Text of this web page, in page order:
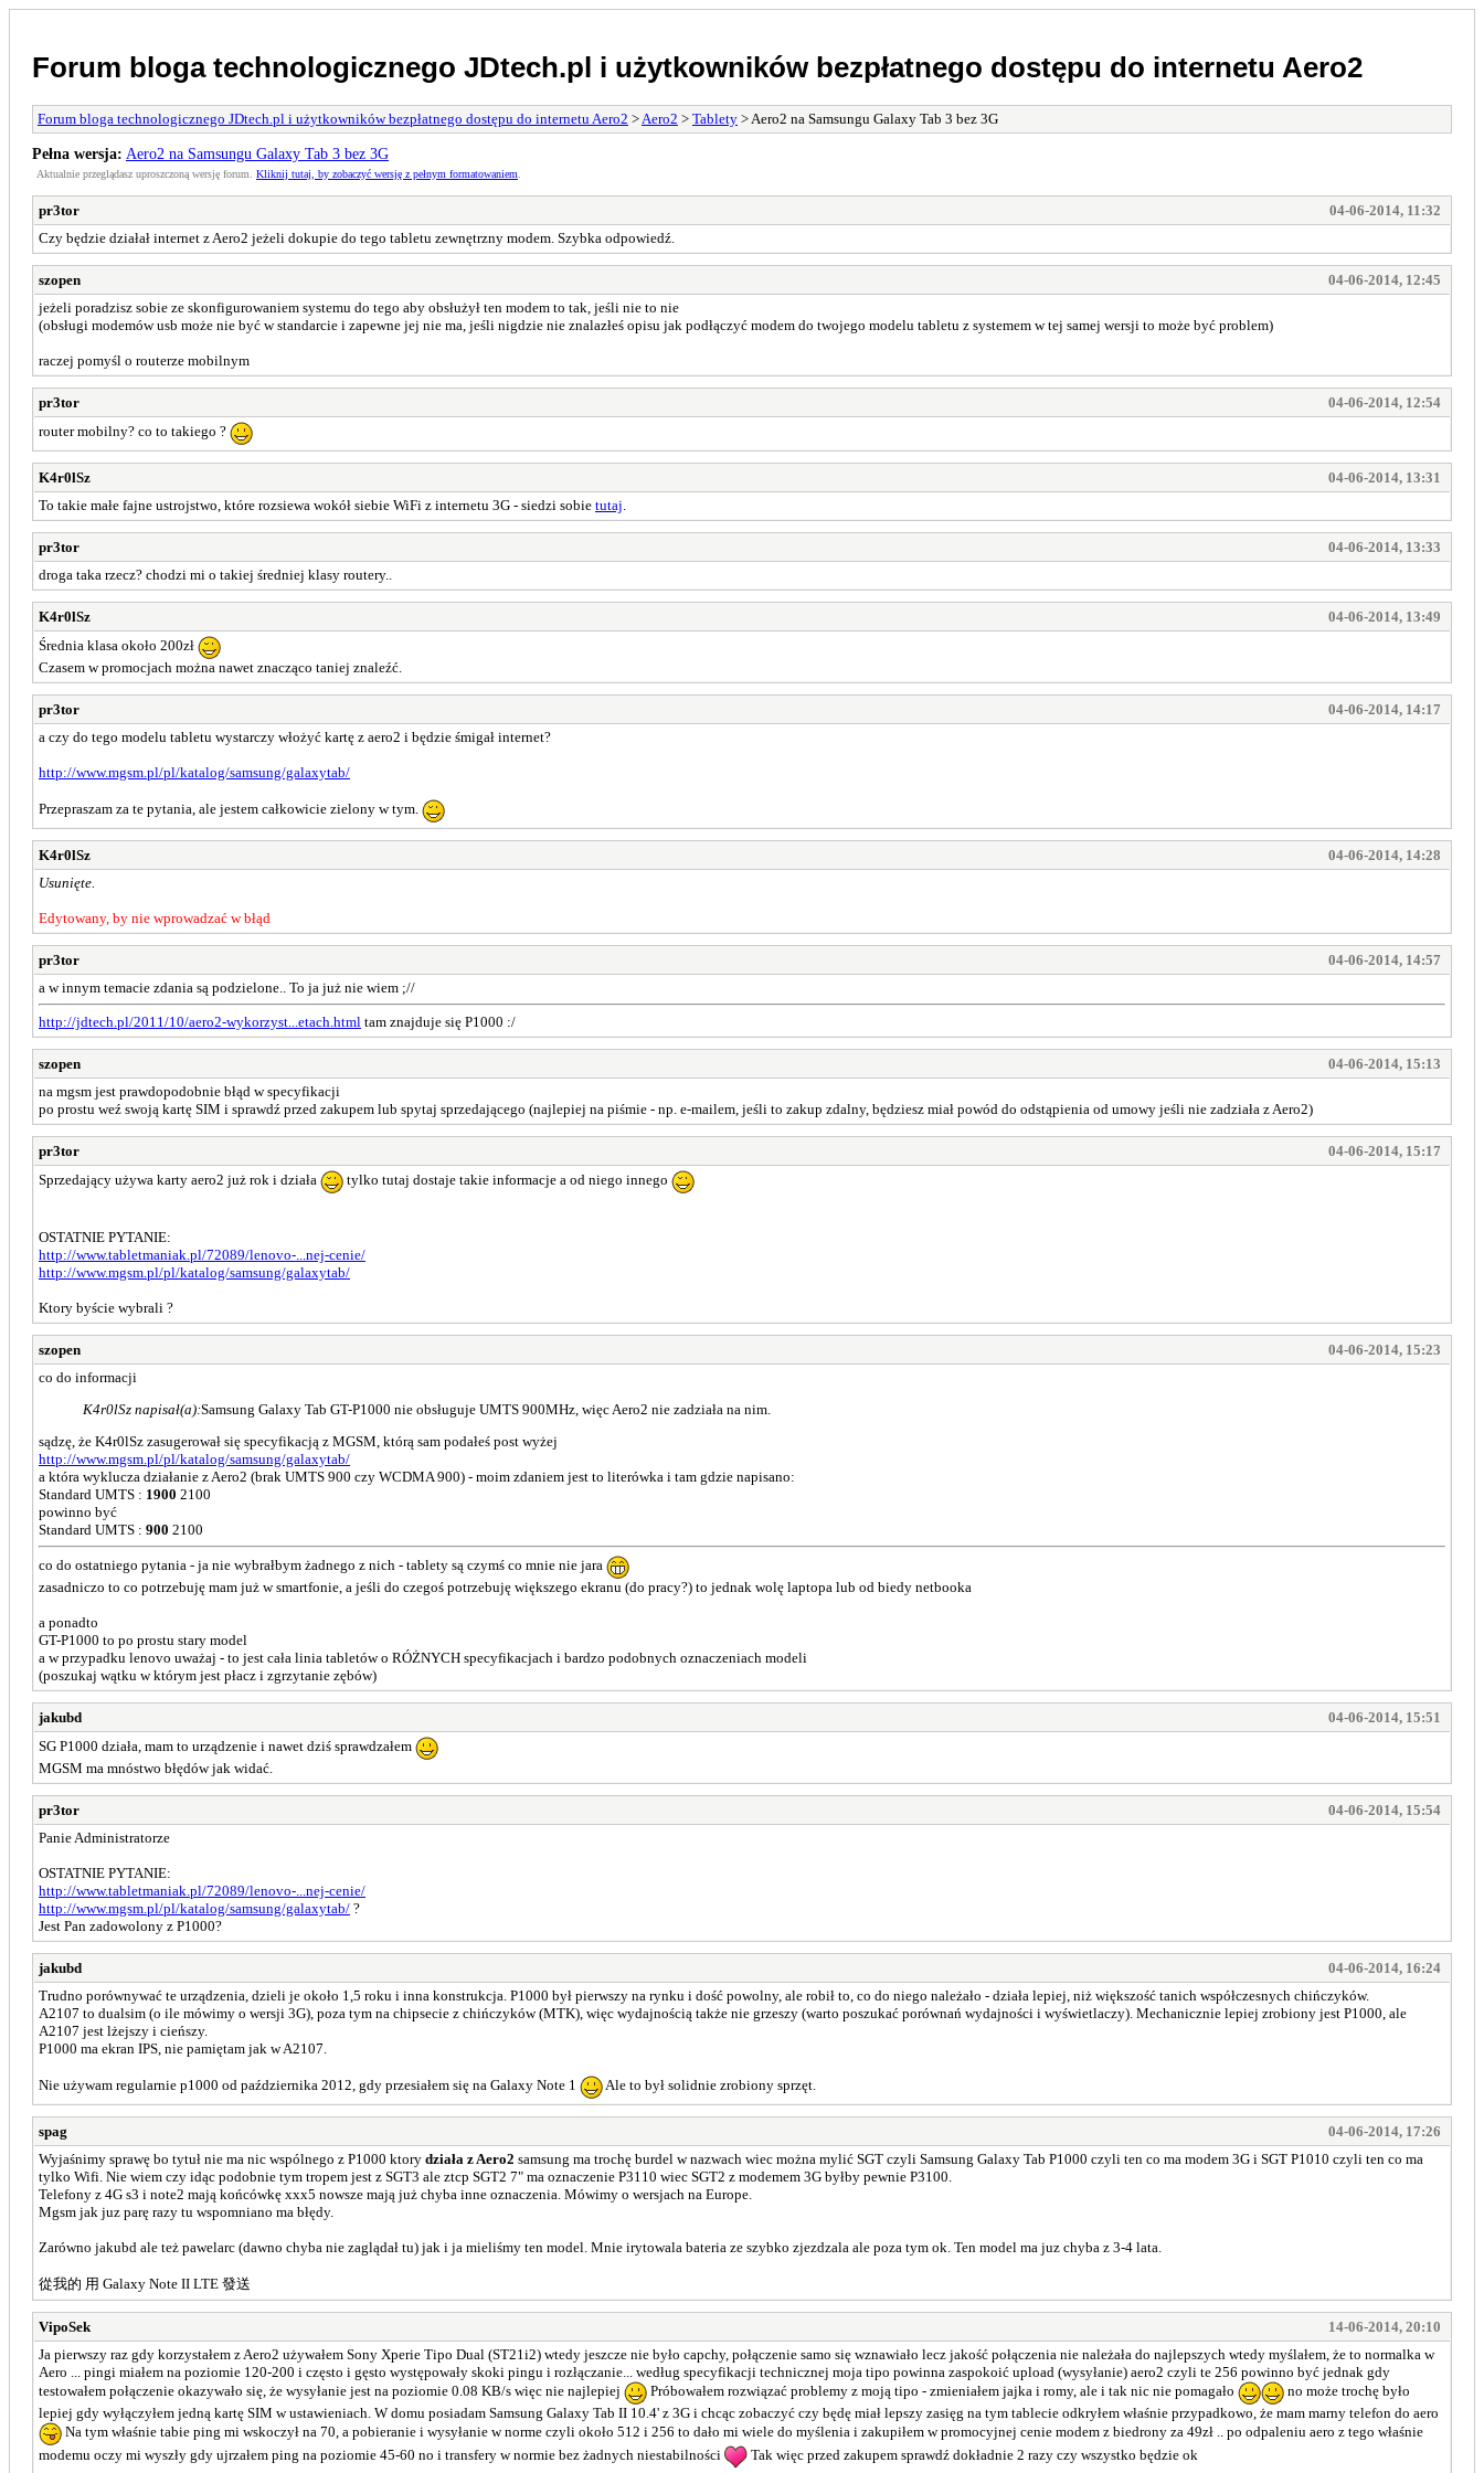
Forum bloga technologicznego JDtech.pl i użytkowników bezpłatnego dostępu do internetu Aero2
Forum bloga technologicznego JDtech.pl i użytkowników bezpłatnego dostępu do internetu Aero2 > Aero2 > Tablety > Aero2 na Samsungu Galaxy Tab 3 bez 3G
Pełna wersja: Aero2 na Samsungu Galaxy Tab 3 bez 3G
Aktualnie przeglądasz uproszczoną wersję forum. Kliknij tutaj, by zobaczyć wersję z pełnym formatowaniem
pr3tor
04-06-2014, 11:32
Czy będzie działał internet z Aero2 jeżeli dokupie do tego tabletu zewnętrzny modem. Szybka odpowiedź.
szopen
04-06-2014, 12:45
jeżeli poradzisz sobie ze skonfigurowaniem systemu do tego aby obsłużył ten modem to tak, jeśli nie to nie
(obsługi modemów usb może nie być w standarcie i zapewne jej nie ma, jeśli nigdzie nie znalazłeś opisu jak podłączyć modem do twojego modelu tabletu z systemem w tej samej wersji to może być problem)
raczej pomyśl o routerze mobilnym
pr3tor
04-06-2014, 12:54
router mobilny? co to takiego ?
K4r0lSz
04-06-2014, 13:31
To takie małe fajne ustrojstwo, które rozsiewa wokół siebie WiFi z internetu 3G - siedzi sobie tutaj
pr3tor
04-06-2014, 13:33
droga taka rzecz? chodzi mi o takiej średniej klasy routery..
K4r0lSz
04-06-2014, 13:49
Średnia klasa około 200zł
Czasem w promocjach można nawet znacząco taniej znaleźć.
pr3tor
04-06-2014, 14:17
a czy do tego modelu tabletu wystarczy włożyć kartę z aero2 i będzie śmigał internet?
http://www.mgsm.pl/pl/katalog/samsung/galaxytab/
Przepraszam za te pytania, ale jestem całkowicie zielony w tym.
K4r0lSz
04-06-2014, 14:28
Usunięte.
Edytowany, by nie wprowadzać w błąd
pr3tor
04-06-2014, 14:57
a w innym temacie zdania są podzielone.. To ja już nie wiem ;//
http://jdtech.pl/2011/10/aero2-wykorzyst...etach.html tam znajduje się P1000 :/
szopen
04-06-2014, 15:13
na mgsm jest prawdopodobnie błąd w specyfikacji
po prostu weź swoją kartę SIM i sprawdź przed zakupem lub spytaj sprzedającego (najlepiej na piśmie - np. e-mailem, jeśli to zakup zdalny, będziesz miał powód do odstąpienia od umowy jeśli nie zadziała z Aero2)
pr3tor
04-06-2014, 15:17
Sprzedający używa karty aero2 już rok i działa
tylko tutaj dostaje takie informacje a od niego innego
OSTATNIE PYTANIE:
http://www.tabletmaniak.pl/72089/lenovo-...nej-cenie/
http://www.mgsm.pl/pl/katalog/samsung/galaxytab/
Ktory byście wybrali ?
szopen
04-06-2014, 15:23
co do informacji
K4r0lSz napisał(a):Samsung Galaxy Tab GT-P1000 nie obsługuje UMTS 900MHz, więc Aero2 nie zadziała na nim.
sądzę, że K4r0lSz zasugerował się specyfikacją z MGSM, którą sam podałeś post wyżej
http://www.mgsm.pl/pl/katalog/samsung/galaxytab/
a która wyklucza działanie z Aero2 (brak UMTS 900 czy WCDMA 900) - moim zdaniem jest to literówka i tam gdzie napisano:
Standard UMTS : 1900 2100
powinno być
Standard UMTS : 900 2100
co do ostatniego pytania - ja nie wybrałbym żadnego z nich - tablety są czymś co mnie nie jara
zasadniczo to co potrzebuję mam już w smartfonie, a jeśli do czegoś potrzebuję większego ekranu (do pracy?) to jednak wolę laptopa lub od biedy netbooka
a ponadto
GT-P1000 to po prostu stary model
a w przypadku lenovo uważaj - to jest cała linia tabletów o RÓŻNYCH specyfikacjach i bardzo podobnych oznaczeniach modeli
(poszukaj wątku w którym jest płacz i zgrzytanie zębów)
jakubd
04-06-2014, 15:51
SG P1000 działa, mam to urządzenie i nawet dziś sprawdzałem
MGSM ma mnóstwo błędów jak widać.
pr3tor
04-06-2014, 15:54
Panie Administratorze
OSTATNIE PYTANIE:
http://www.tabletmaniak.pl/72089/lenovo-...nej-cenie/
http://www.mgsm.pl/pl/katalog/samsung/galaxytab/ ?
Jest Pan zadowolony z P1000?
jakubd
04-06-2014, 16:24
Trudno porównywać te urządzenia, dzieli je około 1,5 roku i inna konstrukcja. P1000 był pierwszy na rynku i dość powolny, ale robił to, co do niego należało - działa lepiej, niż większość tanich współczesnych chińczyków.
A2107 to dualsim (o ile mówimy o wersji 3G), poza tym na chipsecie z chińczyków (MTK), więc wydajnością także nie grzeszy (warto poszukać porównań wydajności i wyświetlaczy). Mechanicznie lepiej zrobiony jest P1000, ale
A2107 jest lżejszy i cieńszy.
P1000 ma ekran IPS, nie pamiętam jak w A2107.
Nie używam regularnie p1000 od października 2012, gdy przesiałem się na Galaxy Note 1 Ale to był solidnie zrobiony sprzęt.
spag
04-06-2014, 17:26
Wyjaśnimy sprawę bo tytuł nie ma nic wspólnego z P1000 ktory działa z Aero2 samsung ma trochę burdel w nazwach wiec można mylić SGT czyli Samsung Galaxy Tab P1000 czyli ten co ma modem 3G i SGT P1010 czyli ten co ma
tylko Wifi. Nie wiem czy idąc podobnie tym tropem jest z SGT3 ale ztcp SGT2 7" ma oznaczenie P3110 wiec SGT2 z modemem 3G byłby pewnie P3100.
Telefony z 4G s3 i note2 mają końcówkę xxx5 nowsze mają już chyba inne oznaczenia. Mówimy o wersjach na Europe.
Mgsm jak juz parę razy tu wspomniano ma błędy.
Zarówno jakubd ale też pawelarc (dawno chyba nie zaglądał tu) jak i ja mieliśmy ten model. Mnie irytowala bateria ze szybko zjezdzala ale poza tym ok. Ten model ma juz chyba z 3-4 lata.
從我的 用 Galaxy Note II LTE 發送
VipoSek
14-06-2014, 20:10
Ja pierwszy raz gdy korzystałem z Aero2 używałem Sony Xperie Tipo Dual (ST21i2) wtedy jeszcze nie było capchy, połączenie samo się wznawiało lecz jakość połączenia nie należała do najlepszych wtedy myślałem, że to normalka w
Aero ... pingi miałem na poziomie 120-200 i często i gęsto występowały skoki pingu i rozłączanie... według specyfikacji technicznej moja tipo powinna zaspokoić upload (wysyłanie) aero2 czyli te 256 powinno być jednak gdy
testowałem połączenie okazywało się, że wysyłanie jest na poziomie 0.08 KB/s więc nie najlepiej
Próbowałem rozwiązać problemy z moją tipo - zmieniałem jajka i romy, ale i tak nic nie pomagało
no może trochę było
lepiej gdy wyłączyłem jedną kartę SIM w ustawieniach. W domu posiadam Samsung Galaxy Tab II 10.4' z 3G i chcąc zobaczyć czy będę miał lepszy zasięg na tym tablecie odkryłem właśnie przypadkowo, że mam marny telefon do aero
Na tym właśnie tabie ping mi wskoczył na 70, a pobieranie i wysyłanie w norme czyli około 512 i 256 to dało mi wiele do myślenia i zakupiłem w promocyjnej cenie modem z biedrony za 49zł .. po odpaleniu aero z tego właśnie
modemu oczy mi wyszły gdy ujrzałem ping na poziomie 45-60 no i transfery w normie bez żadnych niestabilności
Tak więc przed zakupem sprawdź dokładnie 2 razy czy wszystko będzie ok